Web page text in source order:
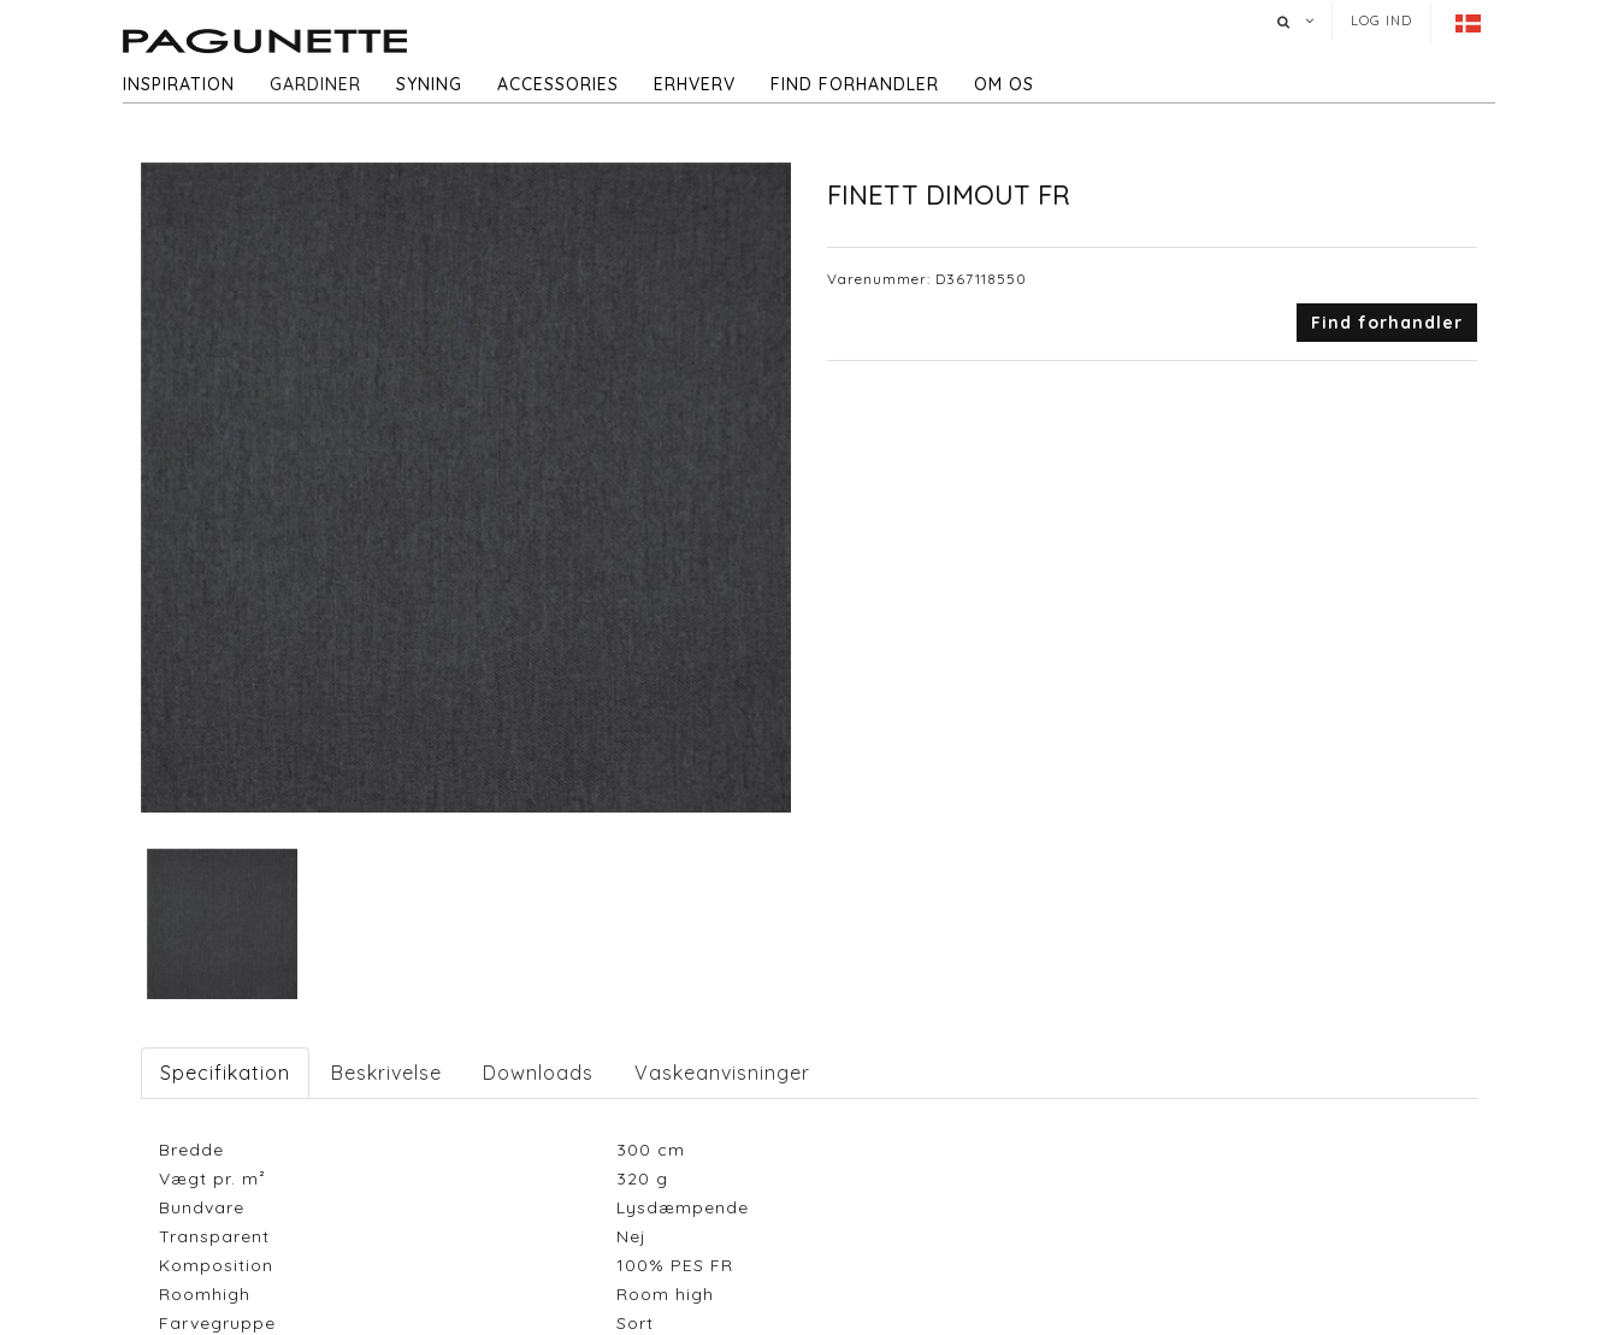
LOG IND
INSPIRATION GARDINER SYNING ACCESSORIES ERHVERV FIND FORHANDLER OM OS
FINETT DIMOUT FR
Varenummer: D367118550
Find forhandler
Specifikation Beskrivelse Downloads Vaskeanvisninger
Bredde 300 cm
Vægt pr. m²
320 g
Bundvare
Lysdæmpende
Transparent
Nej
Komposition
100% PES FR
Roomhigh
Room high
Farvegruppe
Sort